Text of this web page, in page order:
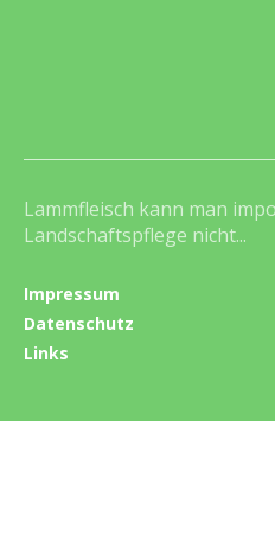
Lammfleisch kann man
Landschaftspflege nicht...
Impressum
Datenschutz
Links